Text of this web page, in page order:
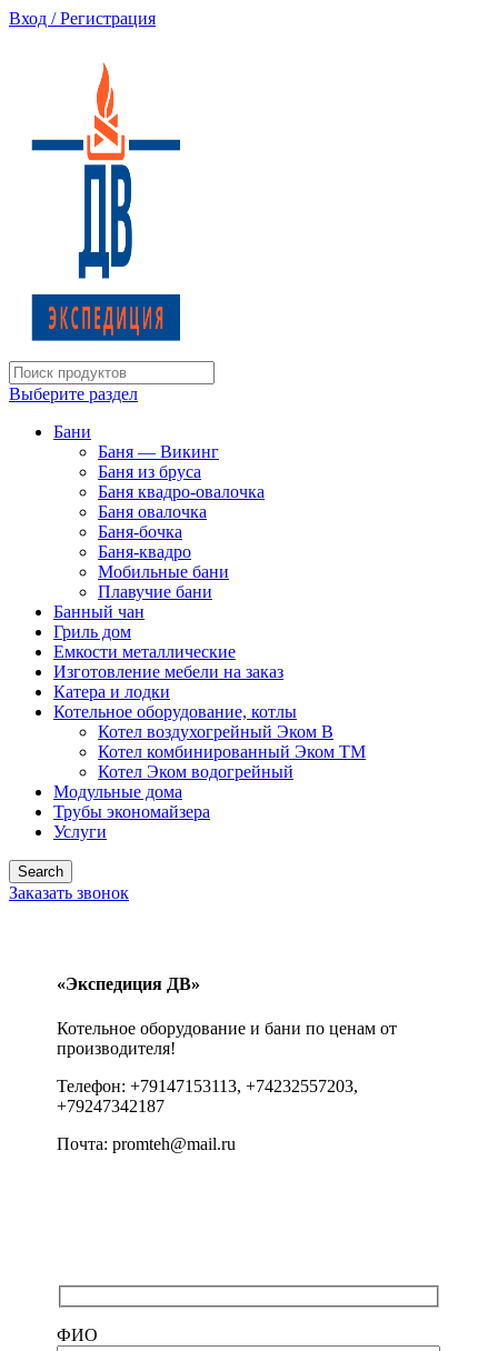
Вход / Регистрация
Выберите раздел
Бани
Баня — Викинг
Баня из бруса
Баня квадро-овалочка
Баня овалочка
Баня-бочка
Баня-квадро
Мобильные бани
Плавучие бани
Банный чан
Гриль дом
Емкости металлические
Изготовление мебели на заказ
Катера и лодки
Котельное оборудование, котлы
Котел воздухогрейный Эком В
Котел комбинированный Эком ТМ
Котел Эком водогрейный
Модульные дома
Трубы экономайзера
Услуги
Search
Заказать звонок
«Экспедиция ДВ»
Котельное оборудование и бани по ценам от
производителя!
Телефон: +79147153113, +74232557203,
+79247342187
Почта: promteh@mail.ru
ФИО